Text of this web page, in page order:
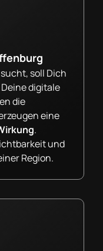
soll Dich
digitale
die
eine
.
und
Region.